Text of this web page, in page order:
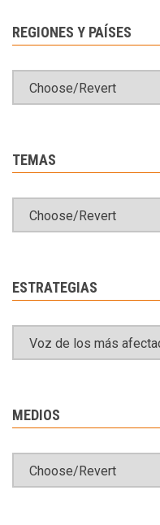
REGIONES Y PAÍSES
TEMAS
ESTRATEGIAS
MEDIOS